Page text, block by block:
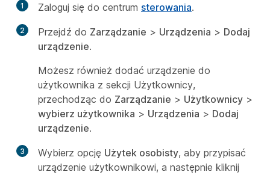
1 Zaloguj się do centrum sterowania.
2 Przejdź do Zarządzanie > Urządzenia > Dodaj
urządzenie.
Możesz również dodać urządzenie do
użytkownika z sekcji Użytkownicy,
przechodząc do Zarządzanie > Użytkownicy >
wybierz użytkownika > Urządzenia > Dodaj
urządzenie.
3 Wybierz opcję Użytek osobisty, aby przypisać
urządzenie użytkownikowi, a następnie kliknij